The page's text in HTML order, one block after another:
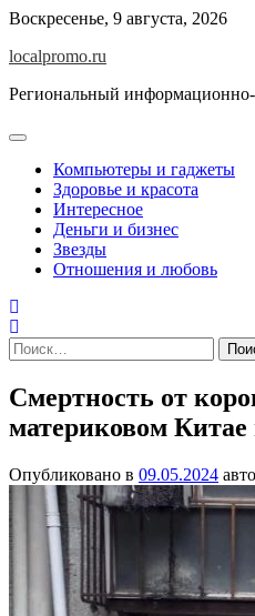
Перейти
содержимому
Воскресенье, 9 августа, 2026
localpromo.ru
Региональный
Компьютеры и гаджеты
Здоровье и красота
Интересное
Деньги и бизнес
Звезды
Отношения и любовь
Найти:
Смертность от
материковом
Опубликовано в 09.05.2024